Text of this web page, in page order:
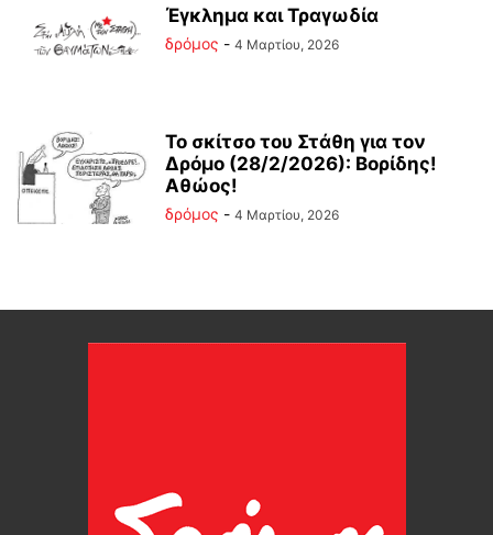
Έγκλημα και Τραγωδία
δρόμος - 4 Μαρτίου, 2026
Το σκίτσο του Στάθη για τον
Δρόμο (28/2/2026): Βορίδης!
Αθώος!
δρόμος - 4 Μαρτίου, 2026